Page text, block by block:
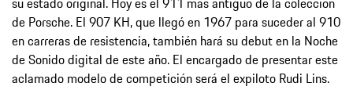
de Porsche. El 907 KH, que llegó en 1967 para suceder al 910
en carreras de resistencia, también hará su debut en la Noche
de Sonido digital de este año. El encargado de presentar este
aclamado modelo de competición será el expiloto Rudi Lins.